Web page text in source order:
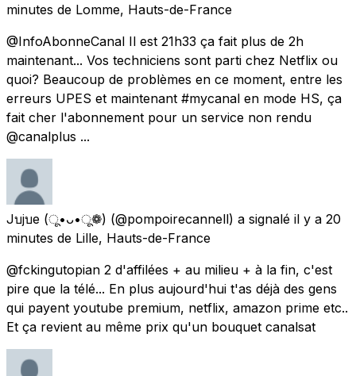
minutes de Lomme, Hauts-de-France
@InfoAbonneCanal Il est 21h33 ça fait plus de 2h
maintenant... Vos techniciens sont parti chez Netflix ou
quoi? Beaucoup de problèmes en ce moment, entre les
erreurs UPES et maintenant #mycanal en mode HS, ça
fait cher l'abonnement pour un service non rendu
@canalplus ...
Jบjบe (ू•ᴗ•ू❁) (@pompoirecannell) a signalé il y a 20
minutes de Lille, Hauts-de-France
@fckingutopian 2 d'affilées + au milieu + à la fin, c'est
pire que la télé... En plus aujourd'hui t'as déjà des gens
qui payent youtube premium, netflix, amazon prime etc..
Et ça revient au même prix qu'un bouquet canalsat